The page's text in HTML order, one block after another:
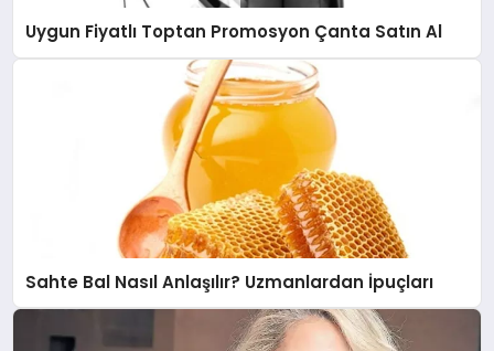
Uygun Fiyatlı Toptan Promosyon Çanta Satın Al
Sahte Bal Nasıl Anlaşılır? Uzmanlardan İpuçları